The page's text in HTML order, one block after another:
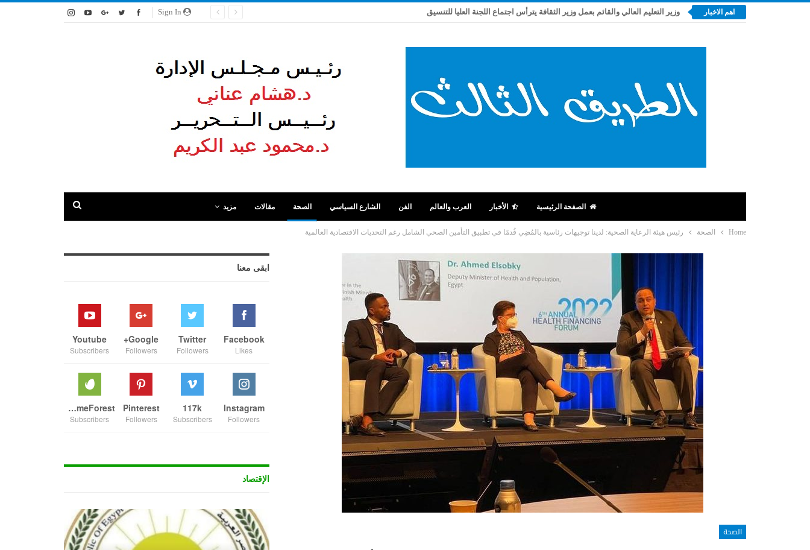
اهم الاخبار وزير التعليم العالي والقائم بعمل وزير الثقافة يترأس اجتماع اللجنة العليا للتنسيق
الصفحة الرئيسية الأخبار العرب والعالم الفن الشارع السياسي الصحة مقالات مزيد
Home الصحة رئيس هيئة الرعاية الصحية: لدينا توجيهات رئاسية بالمُضِي قُدمًا في تطبيق التأمين الصحي الشامل رغم التحديات الاقتصادية العالمية
الصحة
ابقى معنا
Facebook
Likes
Twitter
Followers
Google+
Followers
Youtube
Subscribers
Instagram
Followers
117k
Subscribers
Pinterest
Followers
ThemeForest
Subscribers
الإقتصاد